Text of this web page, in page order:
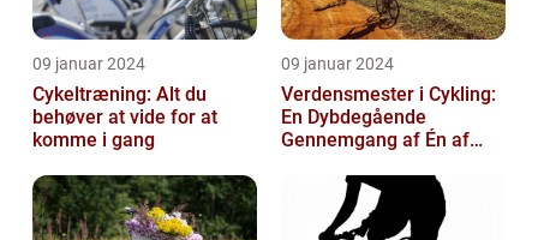
09 januar 2024
Cykeltræning: Alt du
behøver at vide for at
komme i gang
09 januar 2024
Verdensmester i Cykling:
En Dybdegående
Gennemgang af Én af
Prestigefyldte r